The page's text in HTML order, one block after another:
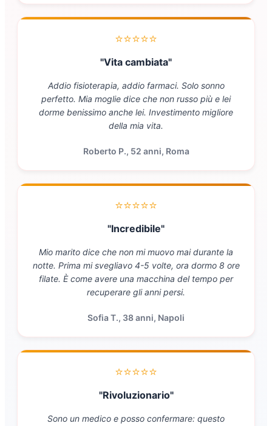
⭐⭐⭐⭐⭐
"Vita cambiata"
Addio fisioterapia, addio farmaci. Solo sonno
perfetto. Mia moglie dice che non russo più e lei
dorme benissimo anche lei. Investimento migliore
della mia vita.
Roberto P., 52 anni, Roma
⭐⭐⭐⭐⭐
"Incredibile"
Mio marito dice che non mi muovo mai durante la
notte. Prima mi svegliavo 4-5 volte, ora dormo 8 ore
filate. È come avere una macchina del tempo per
recuperare gli anni persi.
Sofia T., 38 anni, Napoli
⭐⭐⭐⭐⭐
"Rivoluzionario"
Sono un medico e posso confermare: questo